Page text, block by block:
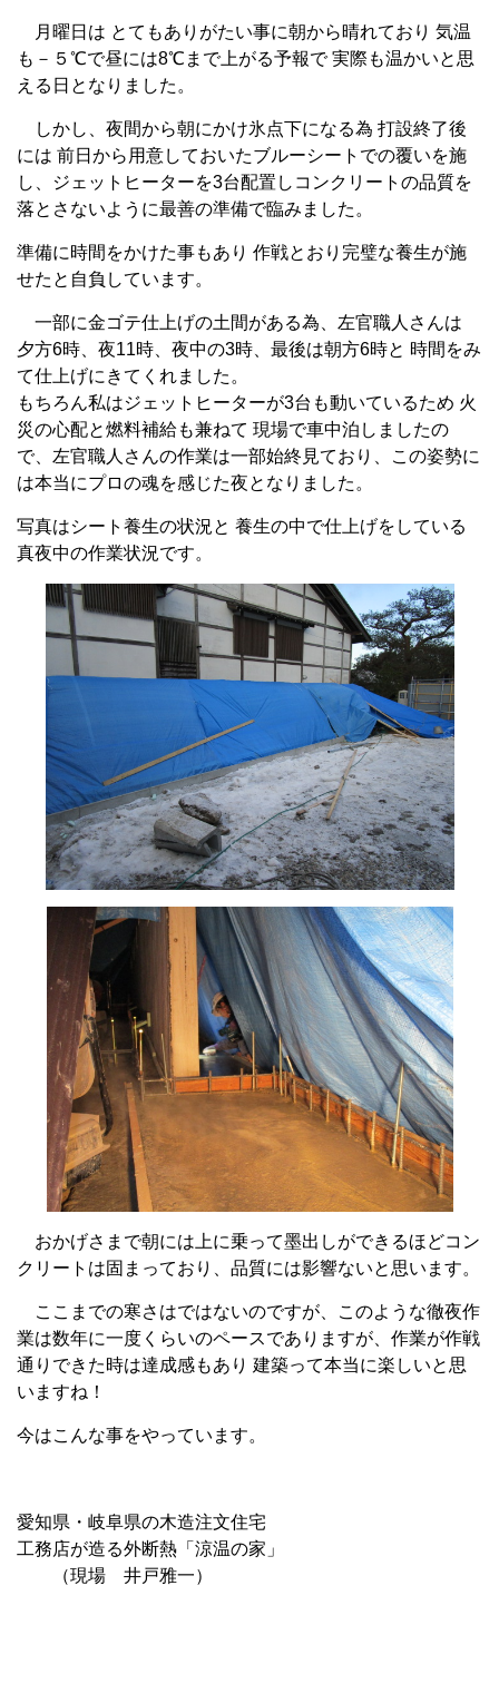
月曜日は とてもありがたい事に朝から晴れており 気温
も－５℃で昼には8℃まで上がる予報で 実際も温かいと思
える日となりました。
しかし、夜間から朝にかけ氷点下になる為 打設終了後
には 前日から用意しておいたブルーシートでの覆いを施
し、ジェットヒーターを3台配置しコンクリートの品質を
落とさないように最善の準備で臨みました。
準備に時間をかけた事もあり 作戦とおり完璧な養生が施
せたと自負しています。
一部に金ゴテ仕上げの土間がある為、左官職人さんは
夕方6時、夜11時、夜中の3時、最後は朝方6時と 時間をみ
て仕上げにきてくれました。
もちろん私はジェットヒーターが3台も動いているため 火
災の心配と燃料補給も兼ねて 現場で車中泊しましたの
で、左官職人さんの作業は一部始終見ており、この姿勢に
は本当にプロの魂を感じた夜となりました。
写真はシート養生の状況と 養生の中で仕上げをしている
真夜中の作業状況です。
おかげさまで朝には上に乗って墨出しができるほどコン
クリートは固まっており、品質には影響ないと思います。
ここまでの寒さはではないのですが、このような徹夜作
業は数年に一度くらいのペースでありますが、作業が作戦
通りできた時は達成感もあり 建築って本当に楽しいと思
いますね！
今はこんな事をやっています。
愛知県・岐阜県の木造注文住宅
工務店が造る外断熱「涼温の家」
（現場 井戸雅一）